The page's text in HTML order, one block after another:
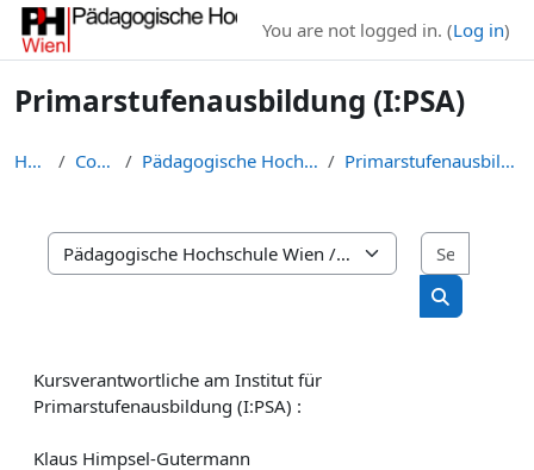
Skip to main content
You are not logged in. (Log in)
Primarstufenausbildung (I:PSA)
Home Courses Pädagogische Hochschule Wien Primarstufenausbildung (I:PSA)
Course categories
Search
Kursverantwortliche am Institut für
Primarstufenausbildung (I:PSA) :
Klaus Himpsel-Gutermann